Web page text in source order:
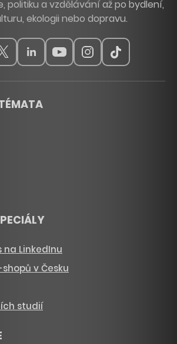
politiku a vzdělávání až po bydlení,
ekologii nebo dopravu.
na LinkedInu
v Česku
studií